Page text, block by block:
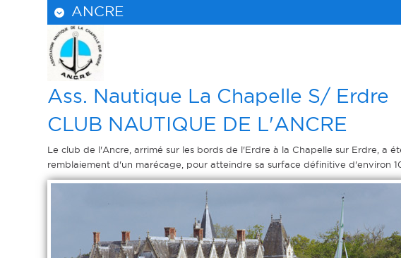
ANCRE
Ass. Nautique La Chapelle S/ Erdre
CLUB NAUTIQUE DE L'ANCRE
Le club de l'Ancre, arrimé sur les bords de l'Erdre à la Chapelle sur Erdre, a
remblaiement d'un marécage, pour atteindre sa surface définitive d'environ